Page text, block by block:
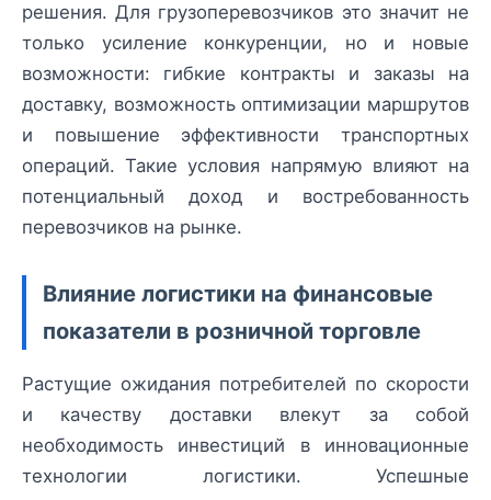
решения. Для грузоперевозчиков это значит не
только усиление конкуренции, но и новые
возможности: гибкие контракты и заказы на
доставку, возможность оптимизации маршрутов
и повышение эффективности транспортных
операций. Такие условия напрямую влияют на
потенциальный доход и востребованность
перевозчиков на рынке.
Влияние логистики на финансовые
показатели в розничной торговле
Растущие ожидания потребителей по скорости
и качеству доставки влекут за собой
необходимость инвестиций в инновационные
технологии логистики. Успешные